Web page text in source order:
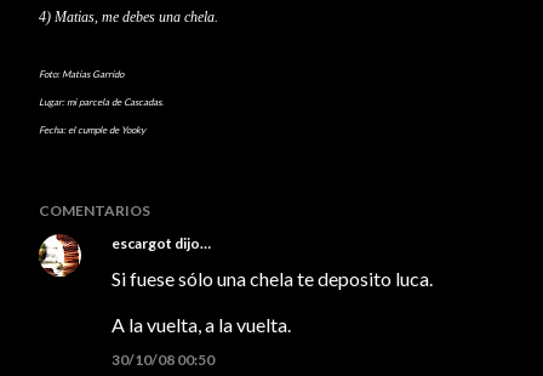
4) Matias, me debes una chela.
Foto:Matias Garrido
Lugar: mi parcela de Cascadas.
Fecha: el cumple de Yooky
COMENTARIOS
escargot dijo…
Si fuese sólo una chela te deposito luca.
A la vuelta, a la vuelta.
30/10/08 00:50